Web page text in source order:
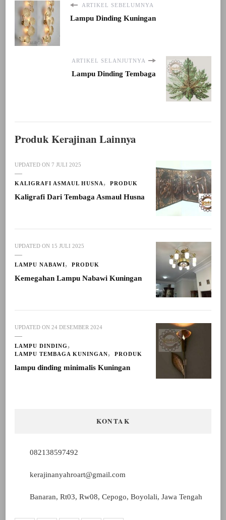
ARTIKEL SEBELUMNYA
Lampu Dinding Kuningan
ARTIKEL SELANJUTNYA
Lampu Dinding Tembaga
Produk Kerajinan Lainnya
UPDATED ON 7 JULI 2025
KALIGRAFI ASMAUL HUSNA PRODUK
Kaligrafi Dari Tembaga Asmaul Husna
UPDATED ON 15 JULI 2025
LAMPU NABAWI PRODUK
Kemegahan Lampu Nabawi Kuningan
UPDATED ON 24 DESEMBER 2024
LAMPU DINDING
LAMPU TEMBAGA KUNINGAN
PRODUK
lampu dinding minimalis Kuningan
KONTAK
082138597492
kerajinanyahroart@gmail.com
Banaran, Rt03, Rw08, Cepogo, Boyolali, Jawa Tengah